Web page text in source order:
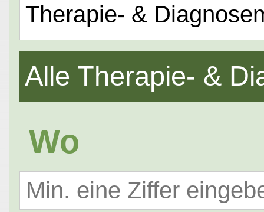
Therapie- &
Alle Therapie- &
Wo